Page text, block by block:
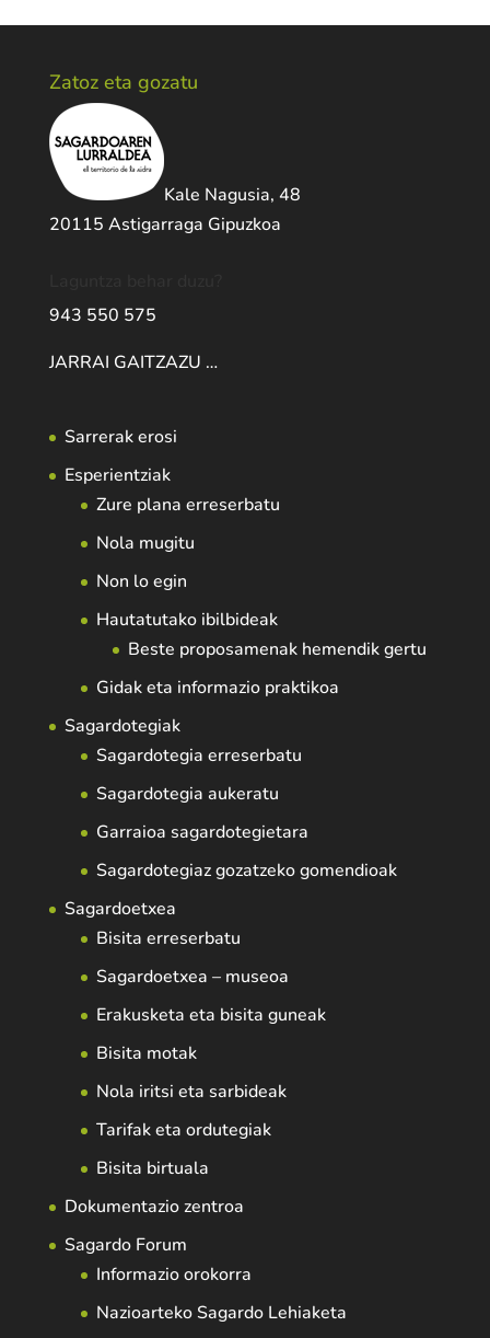
Zatoz eta gozatu
Kale Nagusia, 48
20115 Astigarraga Gipuzkoa
943 550 575
JARRAI GAITZAZU …
Sarrerak erosi
Esperientziak
Zure plana erreserbatu
Nola mugitu
Non lo egin
Hautatutako ibilbideak
Beste proposamenak hemendik gertu
Gidak eta informazio praktikoa
Sagardotegiak
Sagardotegia erreserbatu
Sagardotegia aukeratu
Garraioa sagardotegietara
Sagardotegiaz gozatzeko gomendioak
Sagardoetxea
Bisita erreserbatu
Sagardoetxea – museoa
Erakusketa eta bisita guneak
Bisita motak
Nola iritsi eta sarbideak
Tarifak eta ordutegiak
Bisita birtuala
Dokumentazio zentroa
Sagardo Forum
Informazio orokorra
Nazioarteko Sagardo Lehiaketa